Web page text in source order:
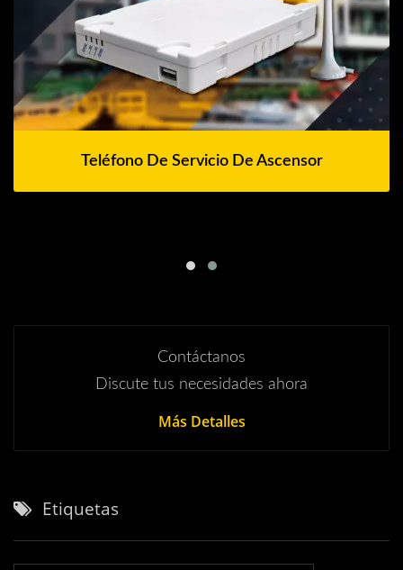
Teléfono De Servicio De Ascensor
Contáctanos
Discute tus necesidades ahora
Más Detalles
Etiquetas